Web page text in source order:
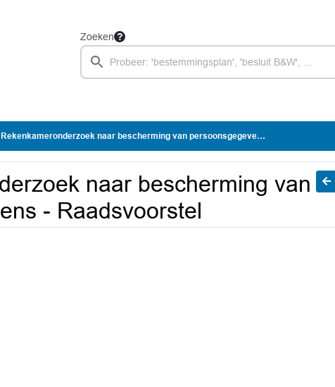
Zoeken
Rekenkameronderzoek naar bescherming van persoonsgegevens - Raadsvoorstel
naar bescherming van
- Raadsvoorstel